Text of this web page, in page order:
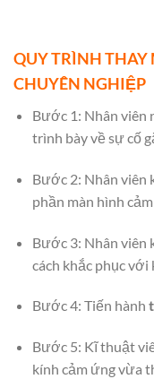
QUY TRÌNH
CHUYÊN NGHIỆP
Bước 1: Nhân viên
trình bày về sự cố
Bước 2: Nhân viên
phần màn hình
Bước 3: Nhân viên
cách khắc phục với
Bước 4: Tiến hành
Bước 5: Kĩ thuật
kính cảm ứng vừa